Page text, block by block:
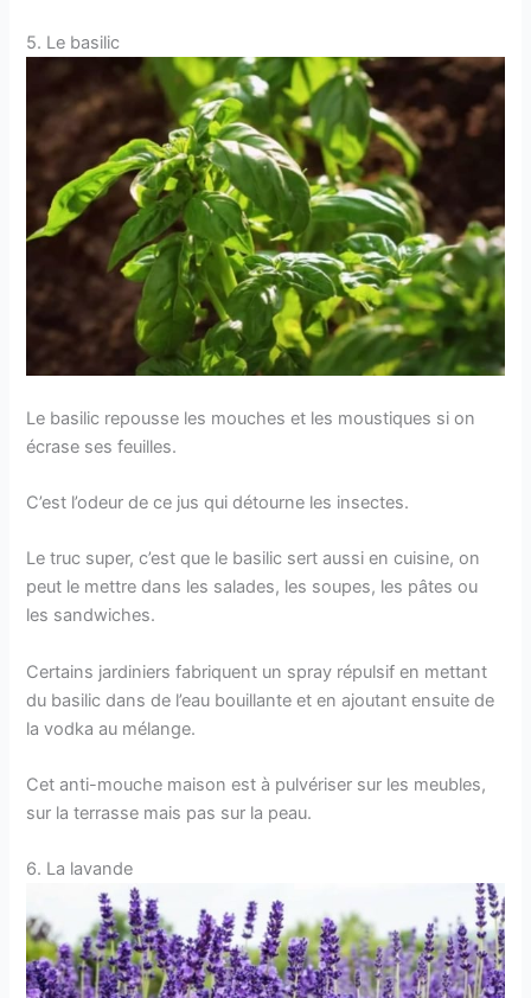
5. Le basilic
Le basilic repousse les mouches et les moustiques si on
écrase ses feuilles.
C’est l’odeur de ce jus qui détourne les insectes.
Le truc super, c’est que le basilic sert aussi en cuisine, on
peut le mettre dans les salades, les soupes, les pâtes ou
les sandwiches.
Certains jardiniers fabriquent un spray répulsif en mettant
du basilic dans de l’eau bouillante et en ajoutant ensuite de
la vodka au mélange.
Cet anti-mouche maison est à pulvériser sur les meubles,
sur la terrasse mais pas sur la peau.
6. La lavande